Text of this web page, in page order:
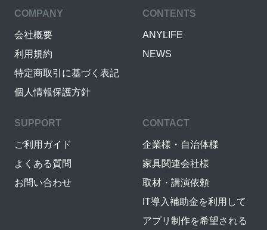
COMPANY
会社概要
利用規約
特定商取引に基づく表記
個人情報保護方針
CONTENTS
ANYLIFE
NEWS
SUPPORT
ご利用ガイド
よくある質問
お問い合わせ
CONTACT
企業様・自治体様
家具関連会社様
取材・講演依頼
IT導入補助金を利用して
アプリ制作を希望される